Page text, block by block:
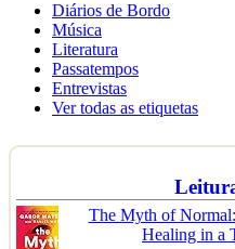
Diários de Bordo
Música
Literatura
Passatempos
Entrevistas
Ver todas as etiquetas
The Myth of
Healing in a